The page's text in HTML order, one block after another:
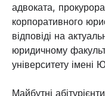
адвоката,
корпоративного
відповіді на
юридичному
університету імені
Майбутні